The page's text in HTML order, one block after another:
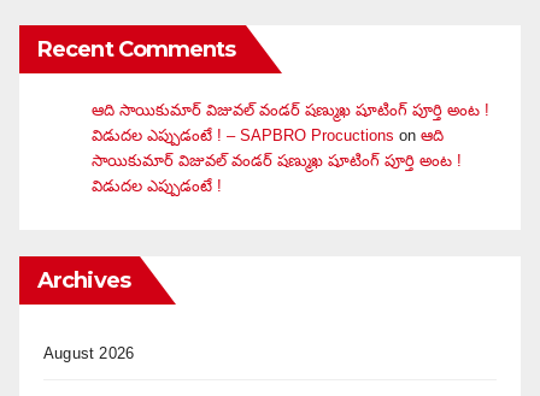
Recent Comments
ఆది సాయికుమార్ విజువ‌ల్ వండ‌ర్ ష‌ణ్ముఖ షూటింగ్ పూర్తి అంట !
విడుదల ఎప్పుడంటే ! – SAPBRO Procuctions on ఆది
సాయికుమార్ విజువ‌ల్ వండ‌ర్ ష‌ణ్ముఖ షూటింగ్ పూర్తి అంట !
విడుదల ఎప్పుడంటే !
Archives
August 2026